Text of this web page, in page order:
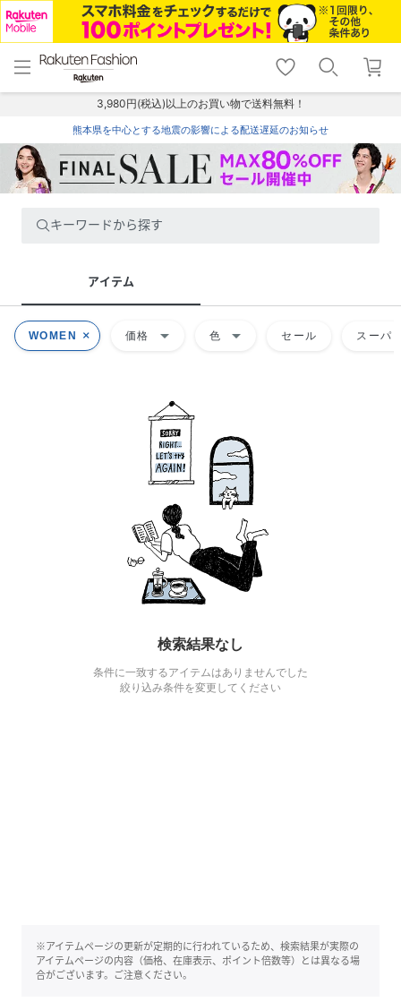
menu home
トップ
shopping_cart lock_outline
ログイン
3,980円(税込)以上のお買い物で送料無料！
熊本県を中心とする地震の影響による配送遅延のお知らせ
キーワードから探す
アイテム
WOMEN 価格 arrow_drop_down 色 arrow_drop_down セール スーパ
検索結果なし
条件に一致するアイテムはありませんでした
絞り込み条件を変更してください
※アイテムページの更新が定期的に行われているため、検索結果が実際の
アイテムページの内容（価格、在庫表示、ポイント倍数等）とは異なる場
合がございます。ご注意ください。